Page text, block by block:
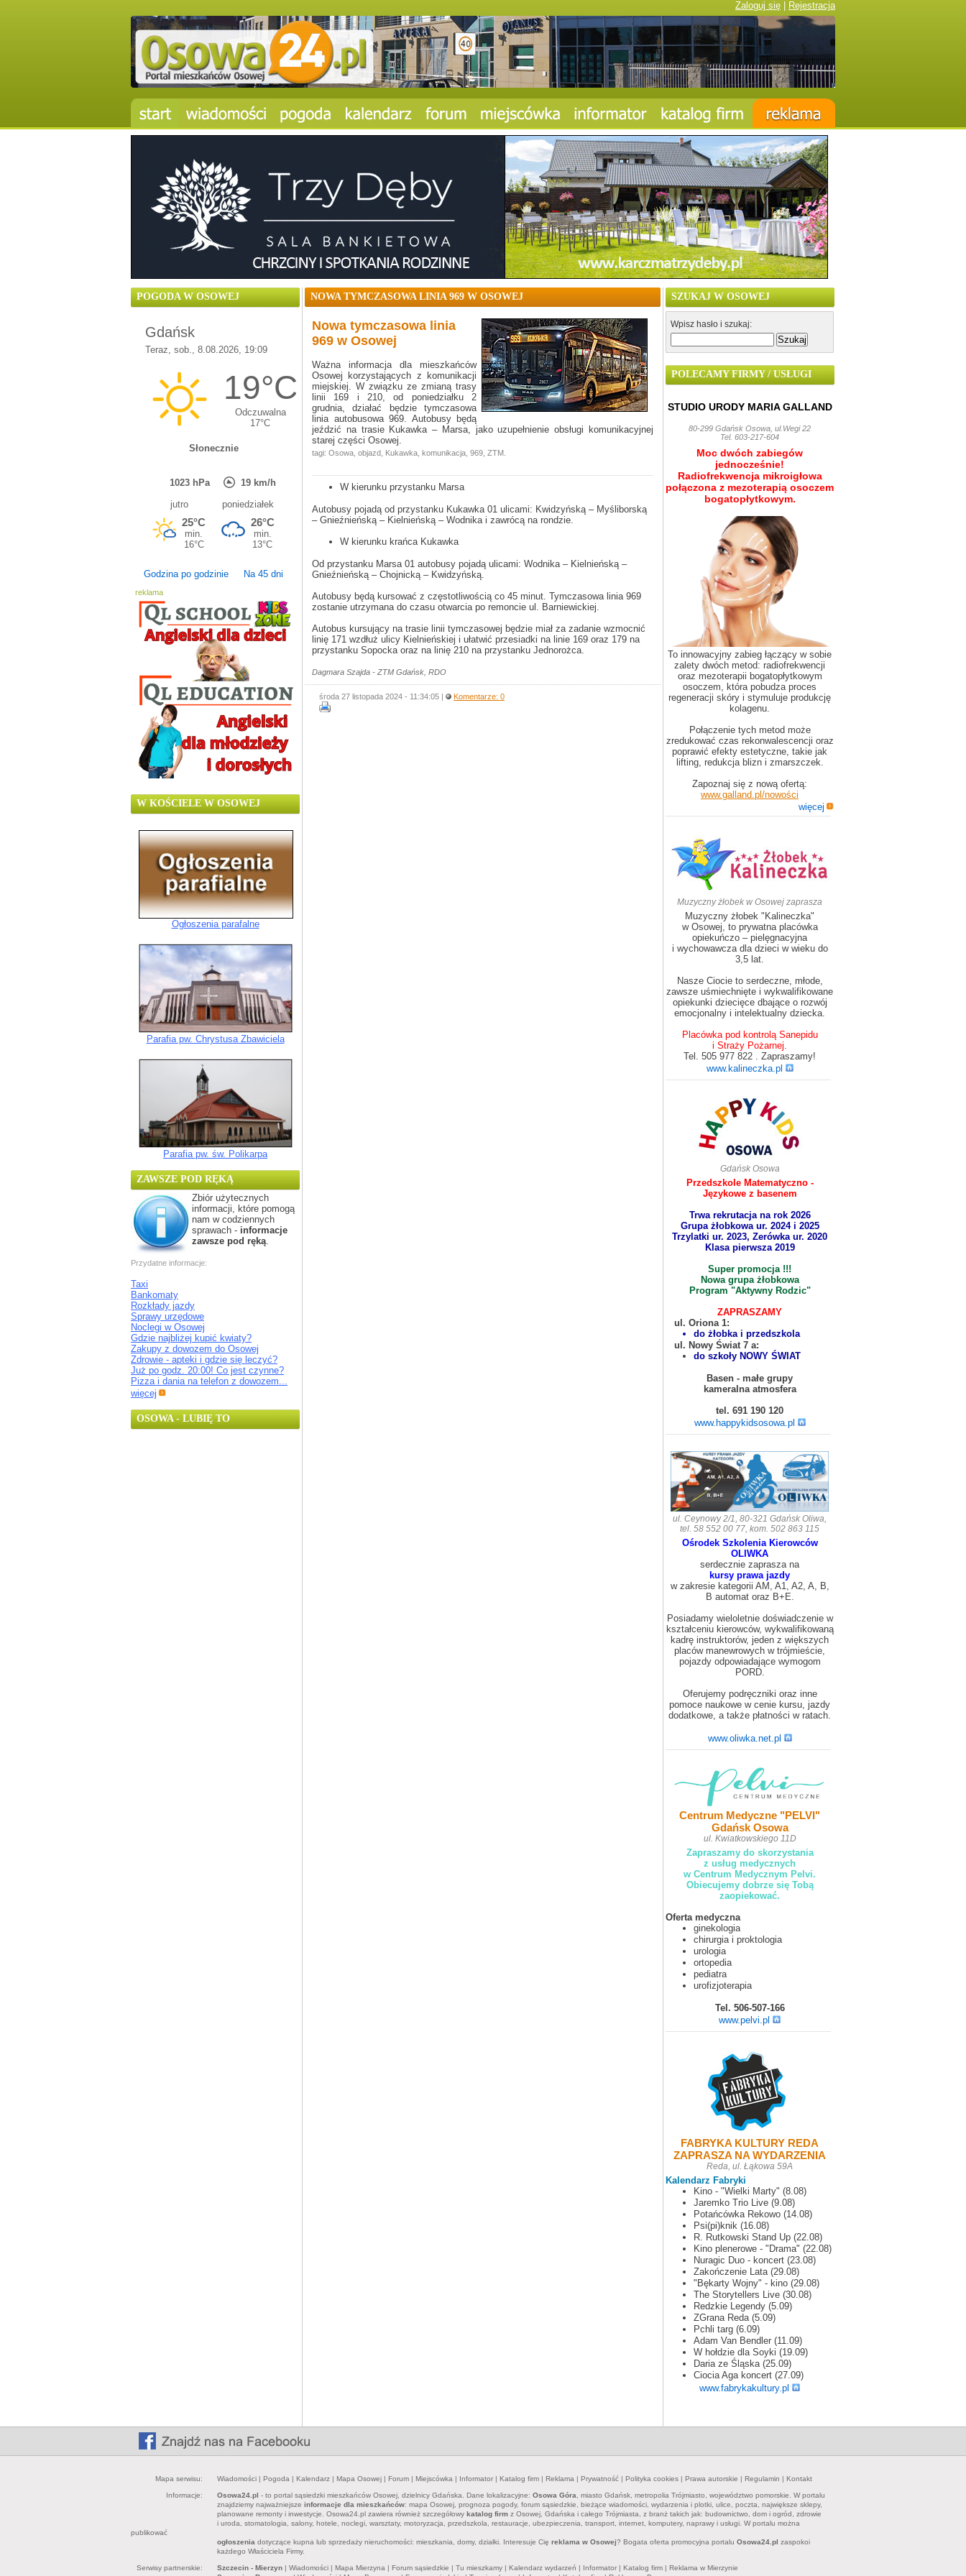
Zaloguj się Rejestracja
POGODA W OSOWEJ
Godzina po godzinie Na 45 dni
reklama
W KOŚCIELE W OSOWEJ
Ogłoszenia parafalne
Parafia pw. Chrystusa Zbawiciela
Parafia pw. św. Polikarpa
ZAWSZE POD RĘKĄ
Zbiór użytecznych
informacji, które pomogą
nam w codziennych
sprawach - informacje
zawsze pod ręką.
Przydatne informacje:
Taxi
Bankomaty
Rozkłady jazdy
Sprawy urzędowe
Noclegi w Osowej
Gdzie najbliżej kupić kwiaty?
Zakupy z dowozem do Osowej
Zdrowie - apteki i gdzie się leczyć?
Już po godz. 20:00! Co jest czynne?
Pizza i dania na telefon z dowozem...
więcej
OSOWA - LUBIĘ TO
NOWA TYMCZASOWA LINIA 969 W OSOWEJ
Nowa tymczasowa linia
969 w Osowej
Ważna informacja dla mieszkańców
Osowej korzystających z komunikacji
miejskiej. W związku ze zmianą trasy
linii 169 i 210, od poniedziałku 2
grudnia, działać będzie tymczasowa
linia autobusowa 969. Autobusy będą
jeździć na trasie Kukawka – Marsa, jako uzupełnienie obsługi komunikacyjnej
starej części Osowej.
tagi: Osowa objazd Kukawka komunikacja 969 ZTM
W kierunku przystanku Marsa
Autobusy pojadą od przystanku Kukawka 01 ulicami: Kwidzyńską – Myśliborską
– Gnieźnieńską – Kielnieńską – Wodnika i zawrócą na rondzie.
W kierunku krańca Kukawka
Od przystanku Marsa 01 autobusy pojadą ulicami: Wodnika – Kielnieńską –
Gnieźnieńską – Chojnicką – Kwidzyńską.
Autobusy będą kursować z częstotliwością co 45 minut. Tymczasowa linia 969
zostanie utrzymana do czasu otwarcia po remoncie ul. Barniewickiej.
Autobus kursujący na trasie linii tymczasowej będzie miał za zadanie wzmocnić
linię 171 wzdłuż ulicy Kielnieńskiej i ułatwić przesiadki na linie 169 oraz 179 na
przystanku Sopocka oraz na linię 210 na przystanku Jednorożca.
Dagmara Szajda - ZTM Gdańsk, RDO
środa 27 listopada 2024 - 11:34:05 | Komentarze: 0
SZUKAJ W OSOWEJ
Wpisz hasło i szukaj:
POLECAMY FIRMY / USŁUGI
STUDIO URODY MARIA GALLAND
80-299 Gdańsk Osowa, ul.Wegi 22
Tel. 603-217-604
Moc dwóch zabiegów
jednocześnie!
Radiofrekwencja mikroigłowa
połączona z mezoterapią osoczem
bogatopłytkowym.
To innowacyjny zabieg łączący w sobie
zalety dwóch metod: radiofrekwencji
oraz mezoterapii bogatopłytkowym
osoczem, która pobudza proces
regeneracji skóry i stymuluje produkcję
kolagenu.
Połączenie tych metod może
zredukować czas rekonwalescencji oraz
poprawić efekty estetyczne, takie jak
lifting, redukcja blizn i zmarszczek.
Zapoznaj się z nową ofertą:
www.galland.pl/nowości
więcej
Muzyczny żłobek w Osowej zaprasza
Muzyczny żłobek "Kalineczka"
w Osowej, to prywatna placówka
opiekuńczo – pielęgnacyjna
i wychowawcza dla dzieci w wieku do
3,5 lat.
Nasze Ciocie to serdeczne, młode,
zawsze uśmiechnięte i wykwalifikowane
opiekunki dziecięce dbające o rozwój
emocjonalny i intelektualny dziecka.
Placówka pod kontrolą Sanepidu
i Straży Pożarnej.
Tel. 505 977 822 . Zapraszamy!
www.kalineczka.pl
Gdańsk Osowa
Przedszkole Matematyczno -
Językowe z basenem
Trwa rekrutacja na rok 2026
Grupa żłobkowa ur. 2024 i 2025
Trzylatki ur. 2023, Zerówka ur. 2020
Klasa pierwsza 2019
Super promocja !!!
Nowa grupa żłobkowa
Program "Aktywny Rodzic"
ZAPRASZAMY
ul. Oriona 1:
do żłobka i przedszkola
ul. Nowy Świat 7 a:
do szkoły NOWY ŚWIAT
Basen - małe grupy
kameralna atmosfera
tel. 691 190 120
www.happykidsosowa.pl
ul. Ceynowy 2/1, 80-321 Gdańsk Oliwa,
tel. 58 552 00 77, kom. 502 863 115
Ośrodek Szkolenia Kierowców
OLIWKA
serdecznie zaprasza na
kursy prawa jazdy
w zakresie kategorii AM, A1, A2, A, B,
B automat oraz B+E.
Posiadamy wieloletnie doświadczenie w
kształceniu kierowców, wykwalifikowaną
kadrę instruktorów, jeden z większych
placów manewrowych w trójmieście,
pojazdy odpowiadające wymogom
PORD.
Oferujemy podręczniki oraz inne
pomoce naukowe w cenie kursu, jazdy
dodatkowe, a także płatności w ratach.
www.oliwka.net.pl
Centrum Medyczne "PELVI"
Gdańsk Osowa
ul. Kwiatkowskiego 11D
Zapraszamy do skorzystania
z usług medycznych
w Centrum Medycznym Pelvi.
Obiecujemy dobrze się Tobą
zaopiekować.
Oferta medyczna
ginekologia
chirurgia i proktologia
urologia
ortopedia
pediatra
urofizjoterapia
Tel. 506-507-166
www.pelvi.pl
FABRYKA KULTURY REDA
ZAPRASZA NA WYDARZENIA
Reda, ul. Łąkowa 59A
Kalendarz Fabryki
Kino - "Wielki Marty" (8.08)
Jaremko Trio Live (9.08)
Potańcówka Rekowo (14.08)
Psi(pi)knik (16.08)
R. Rutkowski Stand Up (22.08)
Kino plenerowe - "Drama" (22.08)
Nuragic Duo - koncert (23.08)
Zakończenie Lata (29.08)
"Bękarty Wojny" - kino (29.08)
The Storytellers Live (30.08)
Redzkie Legendy (5.09)
ZGrana Reda (5.09)
Pchli targ (6.09)
Adam Van Bendler (11.09)
W hołdzie dla Soyki (19.09)
Daria ze Śląska (25.09)
Ciocia Aga koncert (27.09)
www.fabrykakultury.pl
Mapa serwisu: Wiadomości | Pogoda | Kalendarz | Mapa Osowej | Forum | Miejscówka | Informator | Katalog firm | Reklama | Prywatność | Polityka cookies | Prawa autorskie | Regulamin | Kontakt
Informacje: Osowa24.pl - to portal sąsiedzki mieszkańców Osowej, dzielnicy Gdańska. Dane lokalizacyjne: Osowa Góra , miasto Gdańsk, metropolia Trójmiasto, województwo pomorskie. W portalu
znajdziemy najważniejsze informacje dla mieszkańców: mapa Osowej, prognoza pogody, forum sąsiedzkie, bieżące wiadomości, wydarzenia i plotki, ulice, poczta, największe sklepy,
planowane remonty i inwestycje. Osowa24.pl zawiera również szczegółowy katalog firm z Osowej, Gdańska i całego Trójmiasta, z branż takich jak: budownictwo, dom i ogród, zdrowie
i uroda, stomatologia, salony, hotele, noclegi, warsztaty, motoryzacja, przedszkola, restauracje, ubezpieczenia, transport, internet, komputery, naprawy i usługi. W portalu można
publikować
ogłoszenia dotyczące kupna lub sprzedaży nieruchomości: mieszkania, domy, działki. Interesuje Cię reklama w Osowej? Bogata oferta promocyjna portalu Osowa24.pl zaspokoi
każdego Właściciela Firmy.
Serwisy partnerskie: Szczecin - Mierzyn | Wiadomości | Mapa Mierzyna | Forum sąsiedzkie | Tu mieszkamy | Kalendarz wydarzeń | Informator | Katalog firm | Reklama w Mierzynie